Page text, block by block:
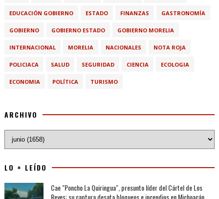
EDUCACIÓN GOBIERNO ESTADO FINANZAS GASTRONOMÍA
GOBIERNO GOBIERNO ESTADO GOBIERNO MORELIA
INTERNACIONAL MORELIA NACIONALES NOTA ROJA
POLICIACA SALUD SEGURIDAD CIENCIA ECOLOGIA
ECONOMIA POLÍTICA TURISMO
ARCHIVO
LO + LEÍDO
Cae "Poncho La Quiringua", presunto líder del Cártel de Los
Reyes; su captura desata bloqueos e incendios en Michoacán